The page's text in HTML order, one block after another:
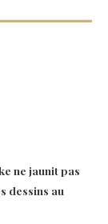
ne jaunit pas
dessins au